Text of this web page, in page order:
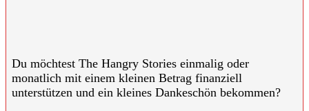
Du möchtest The Hangry Stories einmalig oder
monatlich mit einem kleinen Betrag finanziell
unterstützen und ein kleines Dankeschön bekommen?